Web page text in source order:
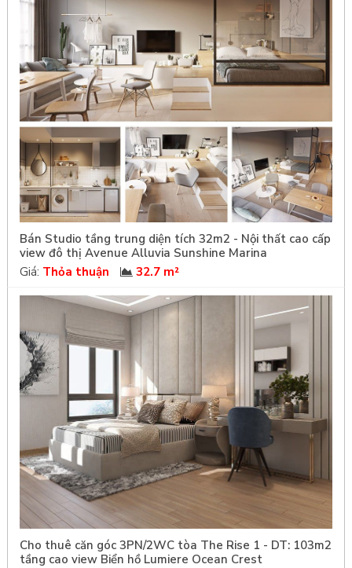
Bán Studio tầng trung diện tích 32m2 - Nội thất cao cấp
view đô thị Avenue Alluvia Sunshine Marina
Giá: Thỏa thuận 32.7 m²
Cho thuê căn góc 3PN/2WC tòa The Rise 1 - DT: 103m2
tầng cao view Biển hồ Lumiere Ocean Crest